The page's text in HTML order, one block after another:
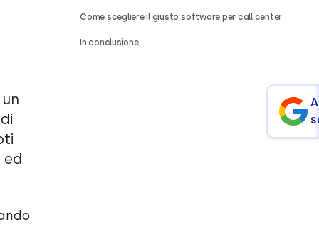
Come scegliere il giusto software per call center
In conclusione
ed